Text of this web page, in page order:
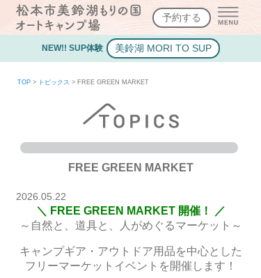
予約する
NEW!! SUP体験 美鈴湖 MORI TO SUP
TOP > トピックス > FREE GREEN MARKET
FREE GREEN MARKET
2026.05.22
＼ FREE GREEN MARKET 開催！ ／
～自然と、道具と、人がめぐるマーケット～
キャンプギア・アウトドア用品を中心とした
フリーマーケットイベントを開催します！